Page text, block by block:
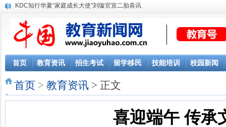
KDC知行华夏“家庭成长大使”刘璇官宣二胎喜讯
首页 教育资讯 招生考试 留学移民 技能培训 校园新闻
首页 > 教育资讯 > 正文
喜迎端午 传承